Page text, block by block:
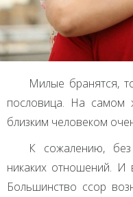
Милые бранятся,
пословица. На самом
близким человеком
К сожалению,
никаких отношений. И
Большинство ссор